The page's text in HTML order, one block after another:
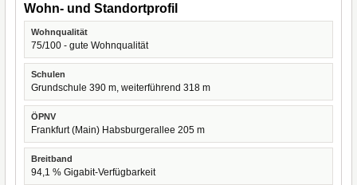
Wohn- und Standortprofil
Wohnqualität
75/100 - gute Wohnqualität
Schulen
Grundschule 390 m, weiterführend 318 m
ÖPNV
Frankfurt (Main) Habsburgerallee 205 m
Breitband
94,1 % Gigabit-Verfügbarkeit